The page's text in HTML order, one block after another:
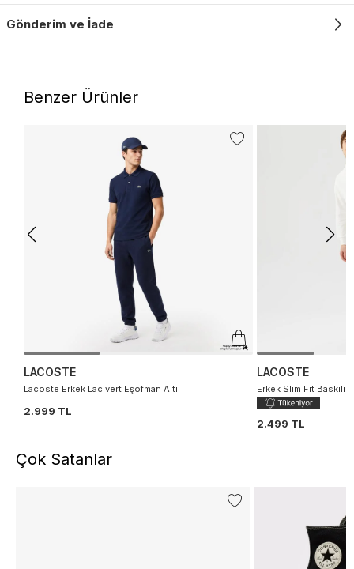
Gönderim ve İade
Benzer Ürünler
LACOSTE
Lacoste Erkek Lacivert Eşofman Altı
2.999 TL
LACOSTE
Erkek Slim Fit Baskılı
2.499 TL
Çok Satanlar